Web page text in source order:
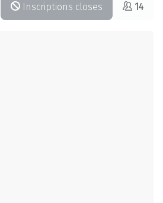
Inscriptions closes 14